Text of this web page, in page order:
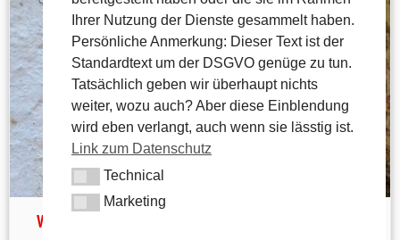
von Happurg nach Kucha
Ihrer Nutzung der Dienste gesammelt haben.
Persönliche Anmerkung: Dieser Text ist der
Standardtext um der DSGVO genüge zu tun.
Tatsächlich geben wir überhaupt nichts
weiter, wozu auch? Aber diese Einblendung
wird eben verlangt, auch wenn sie lässtig ist.
Link zum Datenschutz
TechnicalTechnical
MarketingMarketing